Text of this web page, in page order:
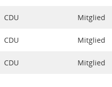
CDU Mitglied
CDU Mitglied
CDU Mitglied